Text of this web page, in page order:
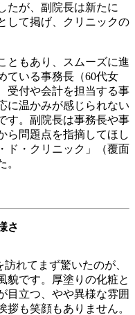
たが、副院長は新たに
して掲げ、クリニックの
ともあり、スムーズに進
ている事務長（60代女
受付や会計を担当する事
に温かみが感じられない
す。副院長は事務長や事
ら問題点を指摘してほし
ド・クリニック」（覆面
。
さ
れてまず驚いたのが、
貌です。厚塗りの化粧と
目立つ、やや異様な雰囲
も笑顔もありません。